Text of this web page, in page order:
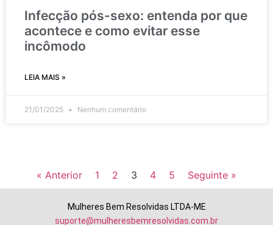
Infecção pós-sexo: entenda por que
acontece e como evitar esse
incômodo
LEIA MAIS »
21/01/2025 Nenhum comentário
« Anterior 1 2 3 4 5 Seguinte »
Mulheres Bem Resolvidas LTDA-ME
suporte@mulheresbemresolvidas.com.br